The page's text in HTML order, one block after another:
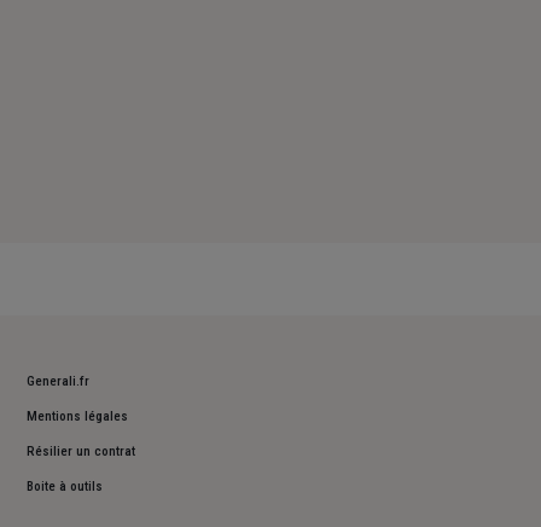
Generali.fr
Mentions légales
Résilier un contrat
Boite à outils